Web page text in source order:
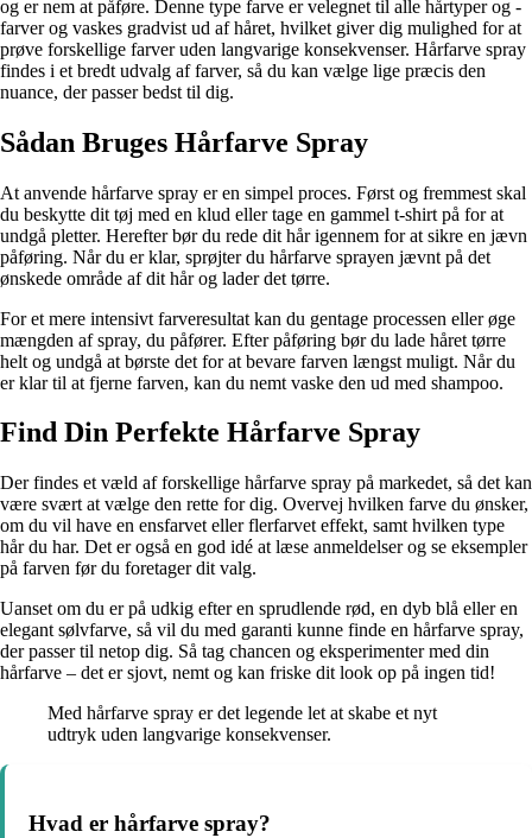
og er nem at påføre. Denne type farve er velegnet til alle hårtyper og -
farver og vaskes gradvist ud af håret, hvilket giver dig mulighed for at
prøve forskellige farver uden langvarige konsekvenser. Hårfarve spray
findes i et bredt udvalg af farver, så du kan vælge lige præcis den
nuance, der passer bedst til dig.
Sådan Bruges Hårfarve Spray
At anvende hårfarve spray er en simpel proces. Først og fremmest skal
du beskytte dit tøj med en klud eller tage en gammel t-shirt på for at
undgå pletter. Herefter bør du rede dit hår igennem for at sikre en jævn
påføring. Når du er klar, sprøjter du hårfarve sprayen jævnt på det
ønskede område af dit hår og lader det tørre.
For et mere intensivt farveresultat kan du gentage processen eller øge
mængden af spray, du påfører. Efter påføring bør du lade håret tørre
helt og undgå at børste det for at bevare farven længst muligt. Når du
er klar til at fjerne farven, kan du nemt vaske den ud med shampoo.
Find Din Perfekte Hårfarve Spray
Der findes et væld af forskellige hårfarve spray på markedet, så det kan
være svært at vælge den rette for dig. Overvej hvilken farve du ønsker,
om du vil have en ensfarvet eller flerfarvet effekt, samt hvilken type
hår du har. Det er også en god idé at læse anmeldelser og se eksempler
på farven før du foretager dit valg.
Uanset om du er på udkig efter en sprudlende rød, en dyb blå eller en
elegant sølvfarve, så vil du med garanti kunne finde en hårfarve spray,
der passer til netop dig. Så tag chancen og eksperimenter med din
hårfarve – det er sjovt, nemt og kan friske dit look op på ingen tid!
Med hårfarve spray er det legende let at skabe et nyt
udtryk uden langvarige konsekvenser.
Hvad er hårfarve spray?